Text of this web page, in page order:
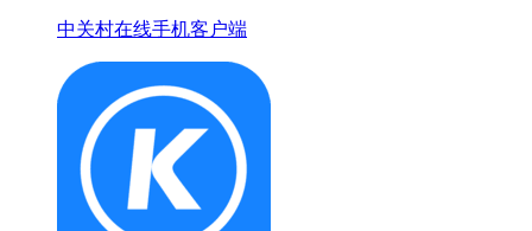
中关村在线手机客户端